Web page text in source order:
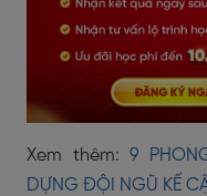
Xem thêm: 9
DỰNG ĐỘI NGŨ KẾ